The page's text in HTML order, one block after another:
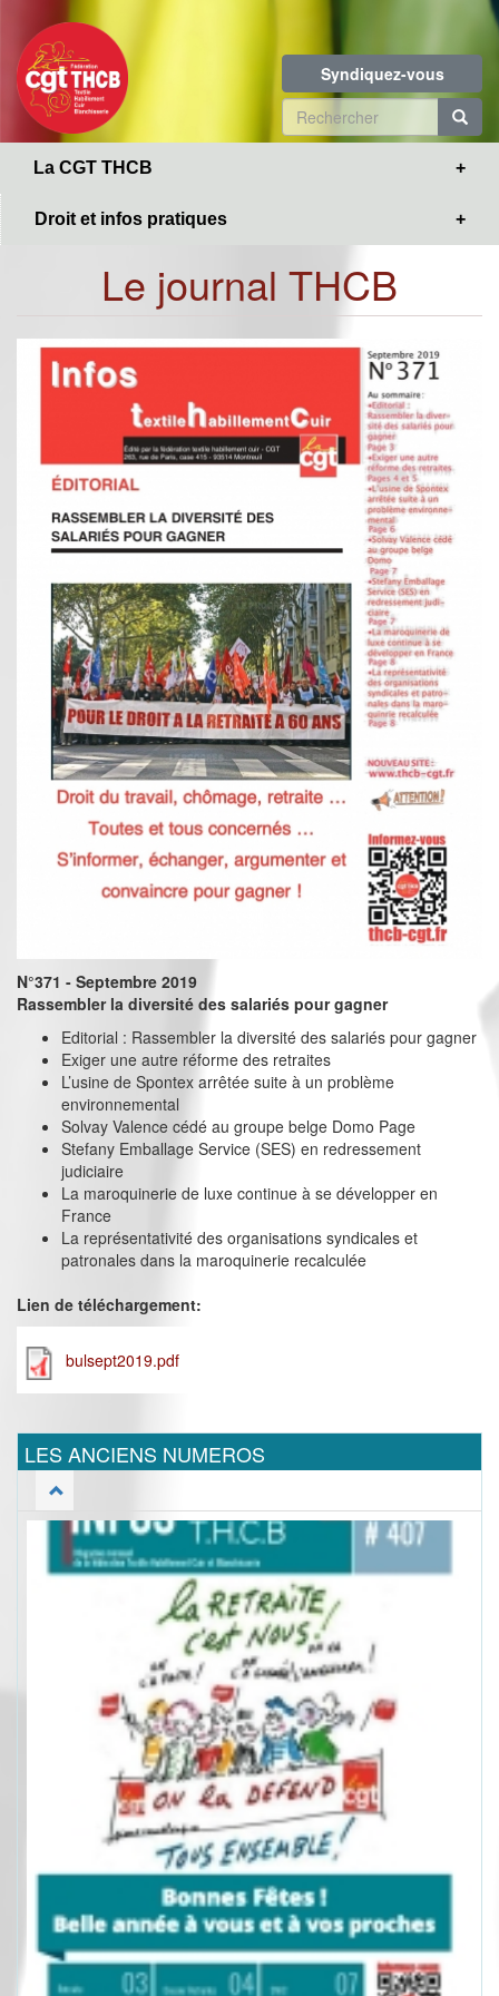
contenu
principal
Syndiquez-vous
Formulaire
de
La CGT THCB
Droit et infos pratiques
Le journal THCB
N°371 - Septembre 2019
Rassembler la diversité des salariés pour gagner
Editorial : Rassembler la diversité des salariés pour gagner
Exiger une autre réforme des retraites
L’usine de Spontex arrêtée suite à un problème
environnemental
Solvay Valence cédé au groupe belge Domo Page
Stefany Emballage Service (SES) en redressement
judiciaire
La maroquinerie de luxe continue à se développer en
France
La représentativité des organisations syndicales et
patronales dans la maroquinerie recalculée
Lien de téléchargement:
bulsept2019.pdf
LES ANCIENS NUMEROS